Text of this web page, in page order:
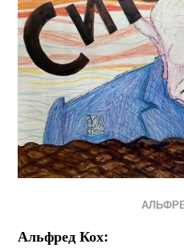
Альфред Кох: